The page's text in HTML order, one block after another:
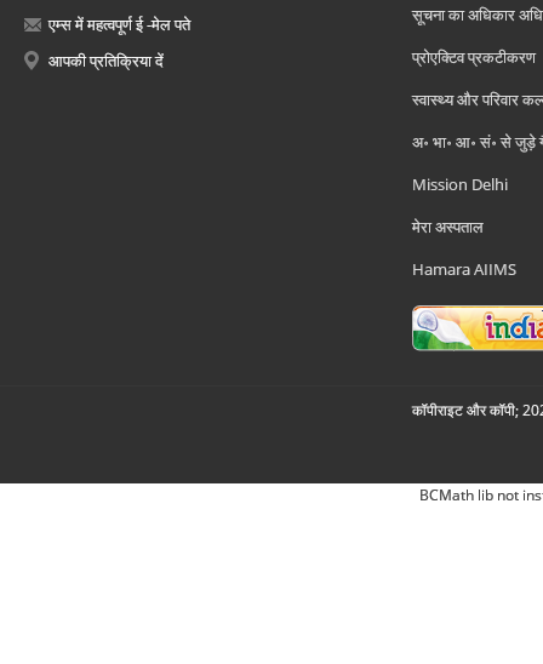
एम्स में महत्वपूर्ण ई -मेल पते
आपकी प्रतिक्रिया दें
सूचना का अधिकार
प्रोएक्टिव प्रकटीकरण
स्वास्थ्य और परिवार
अ॰ भा॰ आ॰ सं॰ से जुड़े
Mission Delhi
मेरा अस्पताल
Hamara AIIMS
कॉपीराइट और कॉपी;
BCMath lib not